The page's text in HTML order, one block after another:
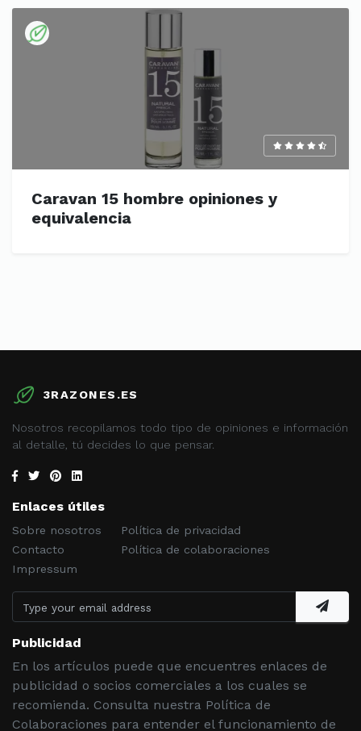
Caravan 15 hombre opiniones y
equivalencia
3RAZONES.ES
Nosotros recopilamos todo tipo de opiniones e información
al detalle, tú decides lo que pensar.
Enlaces útiles
Sobre nosotros
Contacto
Impressum
Política de privacidad
Política de colaboraciones
Publicidad
En los artículos puede que encuentres enlaces de
publicidad o socios comerciales a los cuales se
recomienda. Consulta nuestra Política de
Colaboraciones para entender el funcionamiento de